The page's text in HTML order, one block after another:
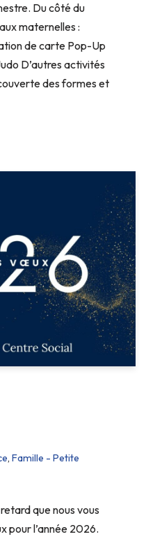
Du côté du
maternelles :
de carte Pop-Up
D’autres activités
des formes et
, Famille - Petite
que nous vous
pour l’année 2026.